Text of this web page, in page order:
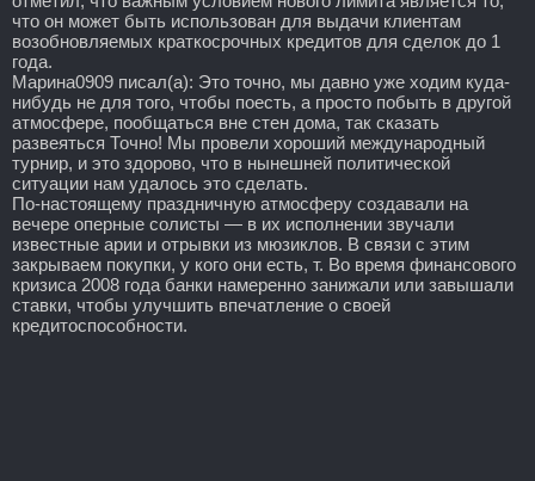
что он может быть использован для выдачи клиентам
возобновляемых краткосрочных кредитов для сделок до 1
года.
Марина0909 писал(а): Это точно, мы давно уже ходим куда-
нибудь не для того, чтобы поесть, а просто побыть в другой
атмосфере, пообщаться вне стен дома, так сказать
развеяться Точно! Мы провели хороший международный
турнир, и это здорово, что в нынешней политической
ситуации нам удалось это сделать.
По-настоящему праздничную атмосферу создавали на
вечере оперные солисты — в их исполнении звучали
известные арии и отрывки из мюзиклов. В связи с этим
закрываем покупки, у кого они есть, т. Во время финансового
кризиса 2008 года банки намеренно занижали или завышали
ставки, чтобы улучшить впечатление о своей
кредитоспособности.